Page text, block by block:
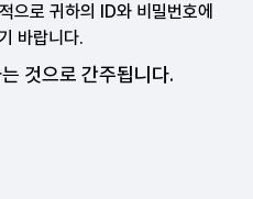
으로 귀하의 ID와 비밀번호에
바랍니다.
것으로 간주됩니다.